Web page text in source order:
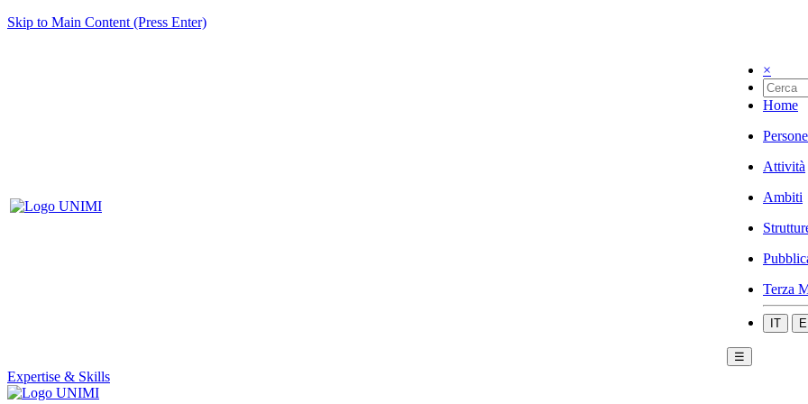
Skip to Main Content (Press Enter)
×
Home
Persone
Attività
Ambiti
Terza
IT
☰
Expertise & Skills